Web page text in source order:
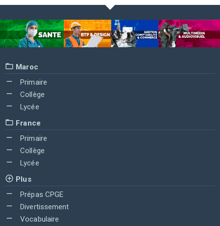
Maroc
Primaire
Collège
Lycée
France
Primaire
Collège
Lycée
Plus
Prépas CPGE
Divertissement
Vocabulaire